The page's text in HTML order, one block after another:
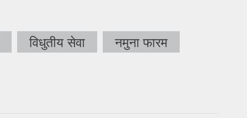
विधुतीय सेवा नमुना फारम